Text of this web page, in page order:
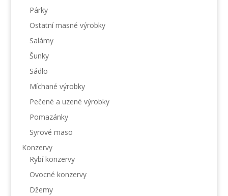
Párky
Ostatní masné výrobky
Salámy
Šunky
Sádlo
Míchané výrobky
Pečené a uzené výrobky
Pomazánky
Syrové maso
Konzervy
Rybí konzervy
Ovocné konzervy
Džemy